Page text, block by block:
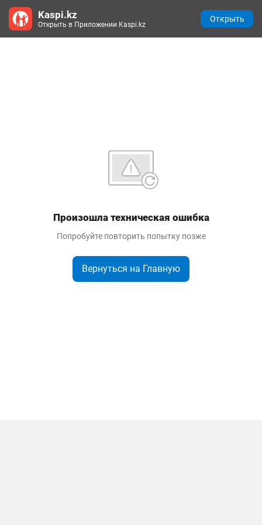
Произошла техническая ошибка
Попробуйте повторить попытку позже
Вернуться на Главную
Kaspi.kz
Открыть в Приложении Kaspi.kz
Открыть